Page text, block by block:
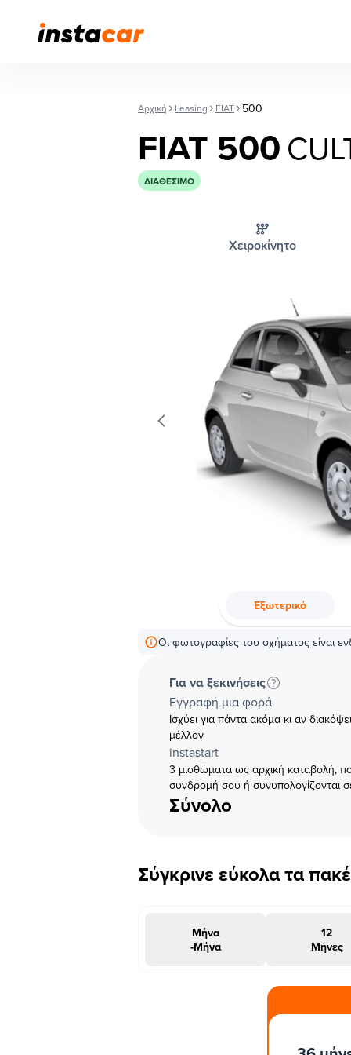
Αρχική Leasing FIAT 500
FIAT 500
ΔΙΑΘΈΣΙΜΟ
Χειροκίνητο
Εξωτερικό
Οι φωτογραφίες του οχήματος είναι
Για να ξεκινήσεις
Εγγραφή μια φορά
Ισχύει για πάντα ακόμα κι αν
μέλλον
instastart
3 μισθώματα ως αρχική καταβολή,
συνδρομή σου ή συνυπολογίζονται
Σύνολο
Σύγκρινε εύκολα τα
Μήνα
-Μήνα
12
Μήνες